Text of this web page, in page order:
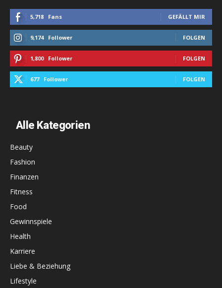
5,718 Fans GEFÄLLT MIR
9,174 Follower FOLGEN
1,800 Follower FOLGEN
677 Follower FOLGEN
Alle Kategorien
Beauty
Fashion
Finanzen
Fitness
Food
Gewinnspiele
Health
Karriere
Liebe & Beziehung
Lifestyle